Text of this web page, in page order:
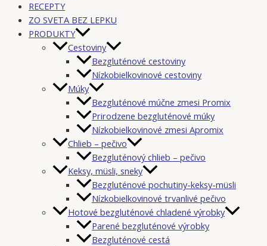
RECEPTY
ZO SVETA BEZ LEPKU
PRODUKTY
Cestoviny
Bezgluténové cestoviny
Nízkobielkovinové cestoviny
Múky
Bezgluténové múčne zmesi Promix
Prirodzene bezgluténové múky
Nízkobielkovinové zmesi Apromix
Chlieb – pečivo
Bezgluténový chlieb – pečivo
Keksy, müsli, sneky
Bezgluténové pochutiny-keksy-müsli
Nízkobielkovinové trvanlivé pečivo
Hotové bezgluténové chladené výrobky
Parené bezgluténové výrobky
Bezgluténové cestá